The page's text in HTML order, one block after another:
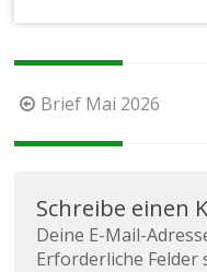
Beitragsnavigation
Brief Mai 2026
Schreibe einen
Deine E-Mail-
Erforderliche